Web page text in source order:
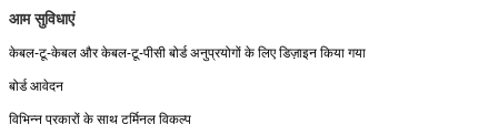
आम सुविधाएं
केबल-टू-केबल और केबल-टू-पीसी बोर्ड अनुप्रयोगों के लिए डिज़ाइन किया गया
बोर्ड आवेदन
विभिन्न प्रकारों के साथ टर्मिनल विकल्प